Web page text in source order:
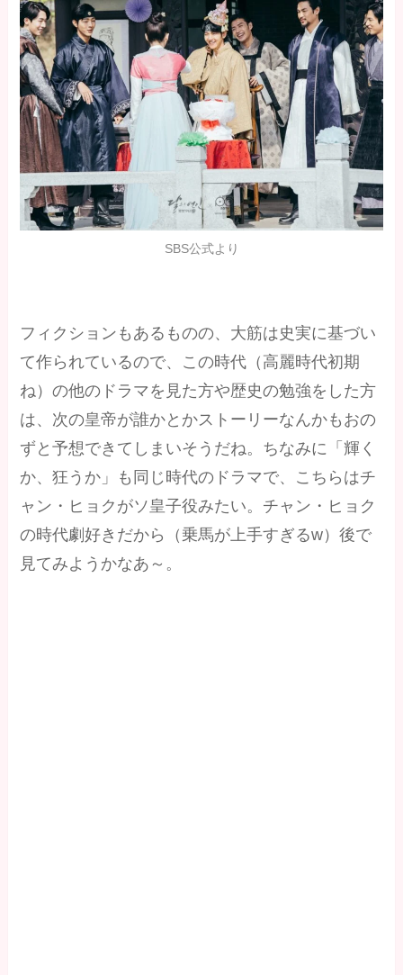
SBS公式より
フィクションもあるものの、大筋は史実に基づい
て作られているので、この時代（高麗時代初期
ね）の他のドラマを見た方や歴史の勉強をした方
は、次の皇帝が誰かとかストーリーなんかもおの
ずと予想できてしまいそうだね。ちなみに「輝く
か、狂うか」も同じ時代のドラマで、こちらはチ
ャン・ヒョクがソ皇子役みたい。チャン・ヒョク
の時代劇好きだから（乗馬が上手すぎるw）後で
見てみようかなあ～。